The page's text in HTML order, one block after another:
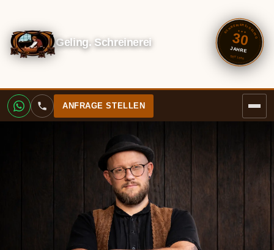
Geling. Schreinerei
SCHREINEREI GELING
✦ ✦ ✦
30
JAHRE
SEIT 1996
ANFRAGE STELLEN